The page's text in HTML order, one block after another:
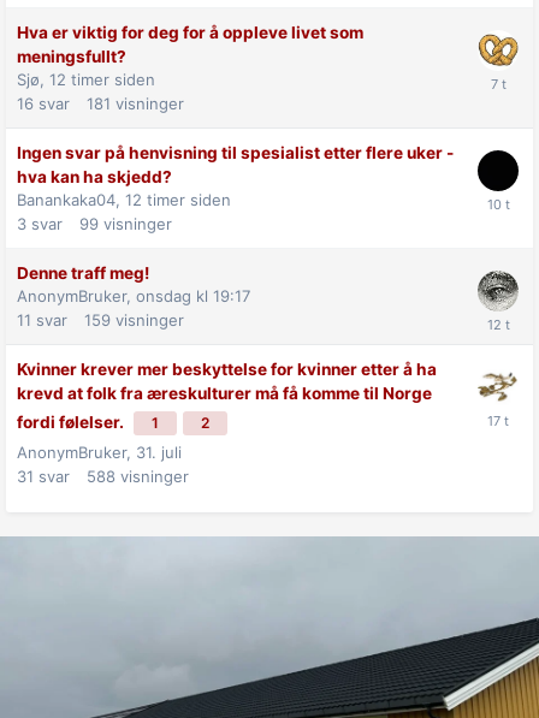
Hva er viktig for deg for å oppleve livet som
meningsfullt?
Sjø, 12 timer siden
16 svar 181 visninger
Ingen svar på henvisning til spesialist etter flere uker -
hva kan ha skjedd?
Banankaka04, 12 timer siden
3 svar 99 visninger
Denne traff meg!
AnonymBruker, onsdag kl 19:17
11 svar 159 visninger
Kvinner krever mer beskyttelse for kvinner etter å ha
krevd at folk fra æreskulturer må få komme til Norge
fordi følelser.
1 2
AnonymBruker, 31. juli
31 svar 588 visninger